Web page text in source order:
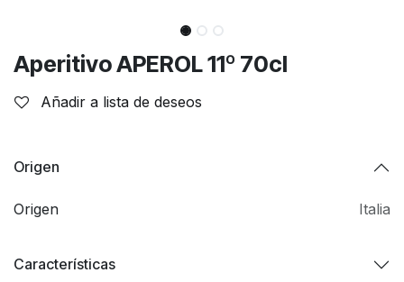
Aperitivo APEROL 11º 70cl
Añadir a lista de deseos
Origen
Origen Italia
Características